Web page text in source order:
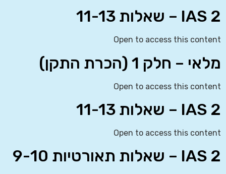
IAS 2 – שאלות 11-13
Open to access this content
מלאי – חלק 1 (הכרת התקן)
Open to access this content
IAS 2 – שאלות 11-13
Open to access this content
IAS 2 – שאלות תאורטיות 9-10